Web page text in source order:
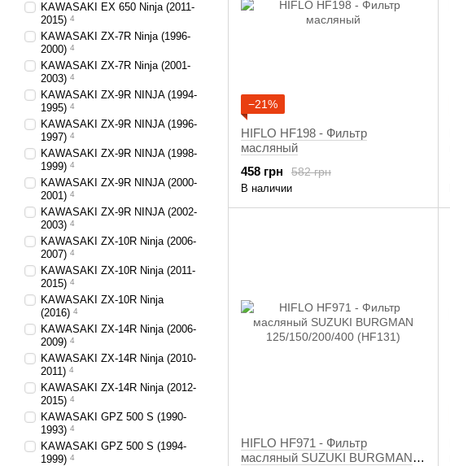
−21%
HIFLO HF198 - Фильтр
масляный
582 грн
458 грн
В наличии
HIFLO HF971 - Фильтр
масляный SUZUKI BURGMAN
KAWASAKI EX 650 Ninja (2011-
2015) 4
KAWASAKI ZX-7R Ninja (1996-
2000) 4
KAWASAKI ZX-7R Ninja (2001-
2003) 4
KAWASAKI ZX-9R NINJA (1994-
1995) 4
KAWASAKI ZX-9R NINJA (1996-
1997) 4
KAWASAKI ZX-9R NINJA (1998-
1999) 4
KAWASAKI ZX-9R NINJA (2000-
2001) 4
KAWASAKI ZX-9R NINJA (2002-
2003) 4
KAWASAKI ZX-10R Ninja (2006-
2007) 4
KAWASAKI ZX-10R Ninja (2011-
2015) 4
KAWASAKI ZX-10R Ninja
(2016) 4
KAWASAKI ZX-14R Ninja (2006-
2009) 4
KAWASAKI ZX-14R Ninja (2010-
2011) 4
KAWASAKI ZX-14R Ninja (2012-
2015) 4
KAWASAKI GPZ 500 S (1990-
1993) 4
KAWASAKI GPZ 500 S (1994-
1999) 4